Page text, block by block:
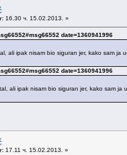
16.30 ч. 15.02.2013. »
date=1360941996
ali ipak nisam bio siguran jer, kako sam
date=1360941996
ali ipak nisam bio siguran jer, kako sam
17.11 ч. 15.02.2013. »